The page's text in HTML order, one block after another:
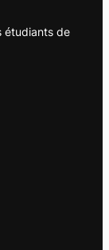
étudiants de